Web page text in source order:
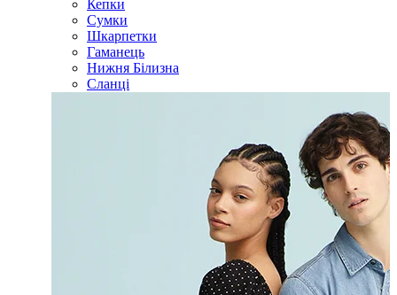
Кепки
Сумки
Шкарпетки
Гаманець
Нижня Білизна
Сланці